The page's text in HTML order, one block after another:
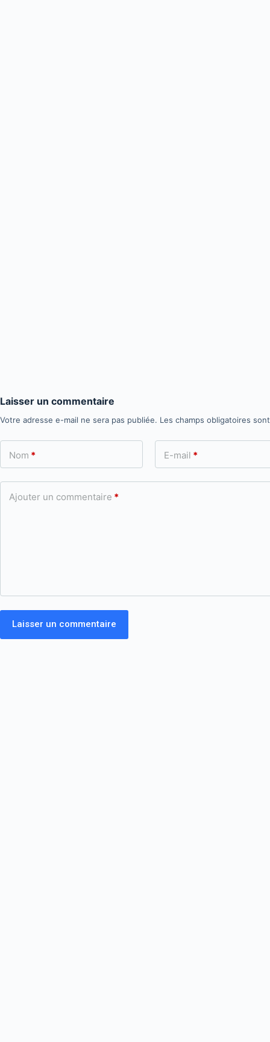
Laisser un commentaire
Votre adresse e-mail ne sera pas publiée. Les champs obligatoires
Nom * E-mail *
Ajouter un commentaire *
Laisser un commentaire